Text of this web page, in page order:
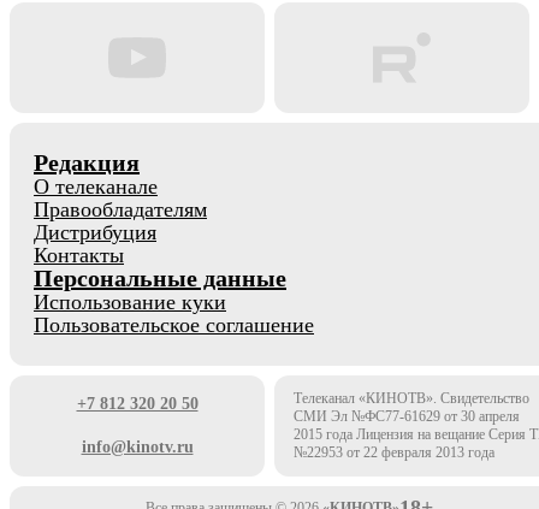
Редакция
О телеканале
Правообладателям
Дистрибуция
Контакты
Персональные данные
Использование куки
Пользовательское соглашение
+7 812 320 20 50
info@kinotv.ru
Телеканал «КИНОТВ». Свидетельство
СМИ Эл №ФС77-61629 от 30 апреля
2015 года Лицензия на вещание Серия
№22953 от 22 февраля 2013 года